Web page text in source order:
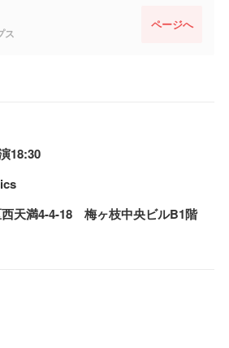
ス
ページへ
18:30
天満4-4-18 梅ヶ枝中央ビルB1階